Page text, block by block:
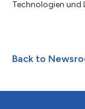
Technologien und
die Kombination
Datendiensten
PNC660 450
Back to